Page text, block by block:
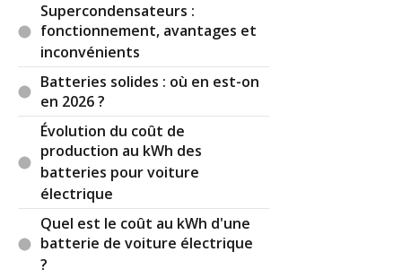
Supercondensateurs :
fonctionnement, avantages et
inconvénients
Batteries solides : où en est-on
en 2026 ?
Évolution du coût de
production au kWh des
batteries pour voiture
électrique
Quel est le coût au kWh d'une
batterie de voiture électrique
?